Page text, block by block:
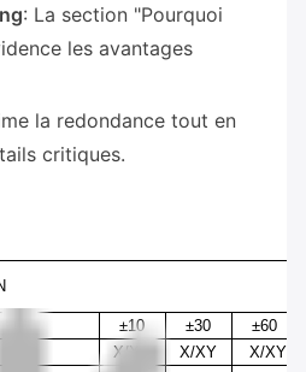
: La section "Pourquoi
les avantages
la redondance tout en
critiques.
±10 ±30
±60
X/X X/XY X/XY